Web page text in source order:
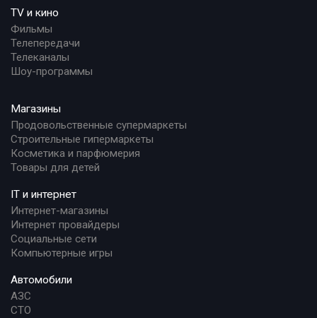
TV и кино
Фильмы
Телепередачи
Телеканалы
Шоу-программы
Магазины
Продовольственные супермаркеты
Строительные гипермаркеты
Косметика и парфюмерия
Товары для детей
IT и интернет
Интернет-магазины
Интернет провайдеры
Социальные сети
Компьютерные игры
Автомобили
АЗС
СТО